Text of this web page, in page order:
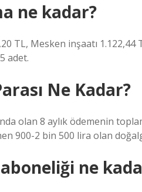
ne kadar?
TL, Mesken inşaatı 1.122,44
adet.
Ne Kadar?
olan 8 aylık ödemenin
900-2 bin 500 lira olan
ne